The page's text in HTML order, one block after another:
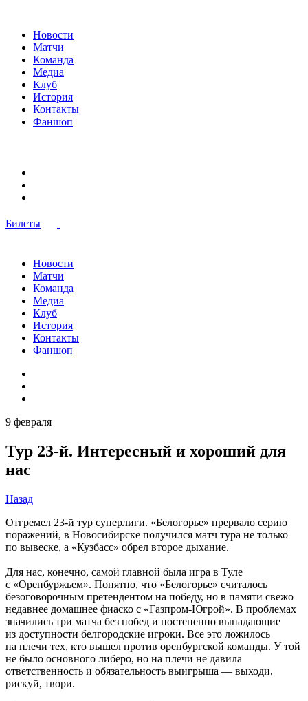
Новости
Матчи
Команда
Медиа
Клуб
История
Контакты
Фаншоп
Билеты
Новости
Матчи
Команда
Медиа
Клуб
История
Контакты
Фаншоп
9 февраля
Тур 23-й. Интересный и хороший для
нас
Назад
Отгремел 23-й тур суперлиги. «Белогорье» прервало серию
поражений, в Новосибирске получился матч тура не только
по вывеске, а «Кузбасс» обрел второе дыхание.
Для нас, конечно, самой главной была игра в Туле
с «Оренбуржьем». Понятно, что «Белогорье» считалось
безоговорочным претендентом на победу, но в памяти свежо
недавнее домашнее фиаско с «Газпром-Югрой». В проблемах
значились три матча без побед и постепенно выпадающие
из доступности белгородские игроки. Все это ложилось
на плечи тех, кто вышел против оренбургской команды. У той
не было основного либеро, но на плечи не давила
ответственность и обязательность выигрыша — выходи,
рискуй, твори.